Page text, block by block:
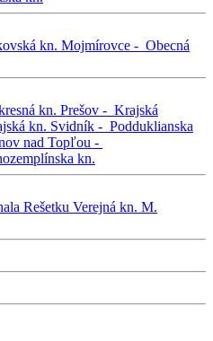
kn. Mojmírovce - Obecná
kn. Prešov - Krajská
kn. Svidník - Podduklianska
nad Topľou -
kn.
Rešetku Verejná kn. M.